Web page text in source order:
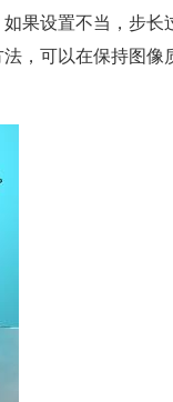
如果设置不当，步
，可以在保持图像